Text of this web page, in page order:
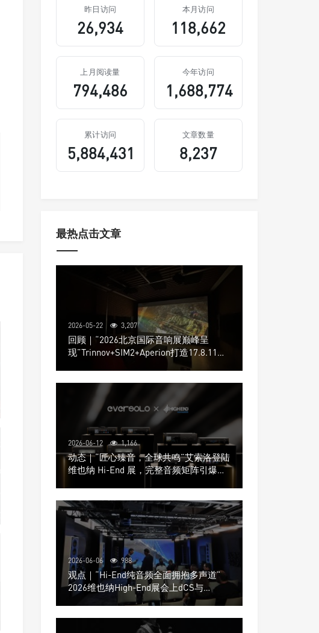
昨日访问
26,934
本月访问
118,662
上月阅读量
794,486
今年访问
1,688,774
累计访问
5,884,431
文章数量
8,237
最热点击文章
2026-05-22 3,207
回顾｜“2026北京国际音响展巅峰呈
现”Trinnov+SIM2+Aperion打造17.8.11声
2026-06-12 1,166
动态｜“匠心臻音，全球共鸣”艾索洛登陆
维也纳 Hi-End 展，完整音频矩阵引爆关
2026-06-06 988
观点｜“Hi-End纯音频全面拥抱多声道”
2026维也纳High-End展会上dCS与
Trinnov Audio搭建多声道演示系统